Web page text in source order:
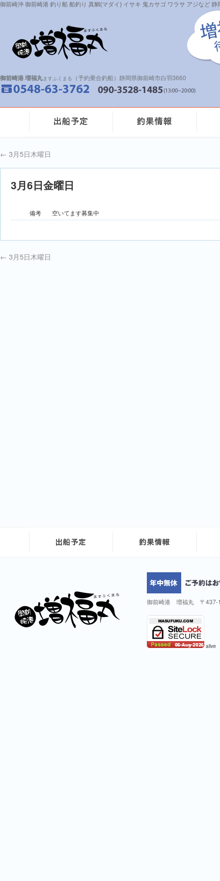
御前崎沖 御前崎港 釣り船 船釣り 真鯛(マダイ) イサキ 鬼カサゴ ワラサ アジなど
御前崎港 増福丸ますふくまる （予約乗合釣船）静岡県御前崎市白羽3660
← 3月5日木曜日
3月6日金曜日
備考 空いてます募集中
← 3月5日木曜日
御前崎港 増福丸 〒437-
alive